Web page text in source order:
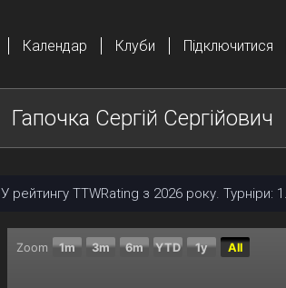
Календар Клуби Підключитися
Гапочка Сергій Сергійович
У рейтингу TTWRating з 2026 року. Турніри: 1.
Chart
Zoom 1m 3m 6m YTD 1y All